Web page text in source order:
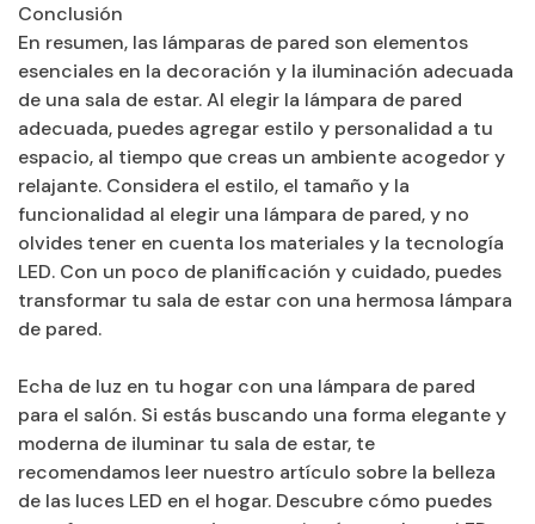
Conclusión
En resumen, las lámparas de pared son elementos
esenciales en la decoración y la iluminación adecuada
de una sala de estar. Al elegir la lámpara de pared
adecuada, puedes agregar estilo y personalidad a tu
espacio, al tiempo que creas un ambiente acogedor y
relajante. Considera el estilo, el tamaño y la
funcionalidad al elegir una lámpara de pared, y no
olvides tener en cuenta los materiales y la tecnología
LED. Con un poco de planificación y cuidado, puedes
transformar tu sala de estar con una hermosa lámpara
de pared.
Echa de luz en tu hogar con una lámpara de pared
para el salón. Si estás buscando una forma elegante y
moderna de iluminar tu sala de estar, te
recomendamos leer nuestro artículo sobre la belleza
de las luces LED en el hogar. Descubre cómo puedes